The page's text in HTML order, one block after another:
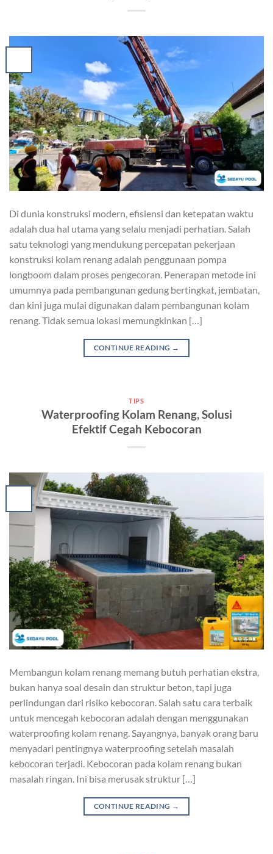
Di dunia konstruksi modern, efisiensi dan ketepatan waktu
adalah dua hal utama yang selalu menjadi perhatian. Salah
satu teknologi yang mendukung percepatan pekerjaan
konstruksi kolam renang adalah penggunaan pompa
longboom dalam proses pengecoran. Penerapan metode ini
umumnya pada pembangunan gedung bertingkat, jembatan,
dan kini juga mulai digunakan dalam pembangunan kolam
renang. Tidak semua lokasi memungkinkan […]
CONTINUE READING →
TIPS
Waterproofing Kolam Renang, Solusi
Efektif Cegah Kebocoran
Membangun kolam renang memang butuh perhatian ekstra,
bukan hanya soal desain dan struktur beton, tapi juga
perlindungan dari risiko kebocoran. Salah satu cara terbaik
untuk mencegah kebocoran adalah dengan menggunakan
waterproofing kolam renang. Sayangnya, banyak orang baru
menyadari pentingnya waterproofing setelah masalah
kebocoran terjadi. Kebocoran pada kolam renang bukan
masalah ringan. Ini bisa merusak struktur […]
CONTINUE READING →